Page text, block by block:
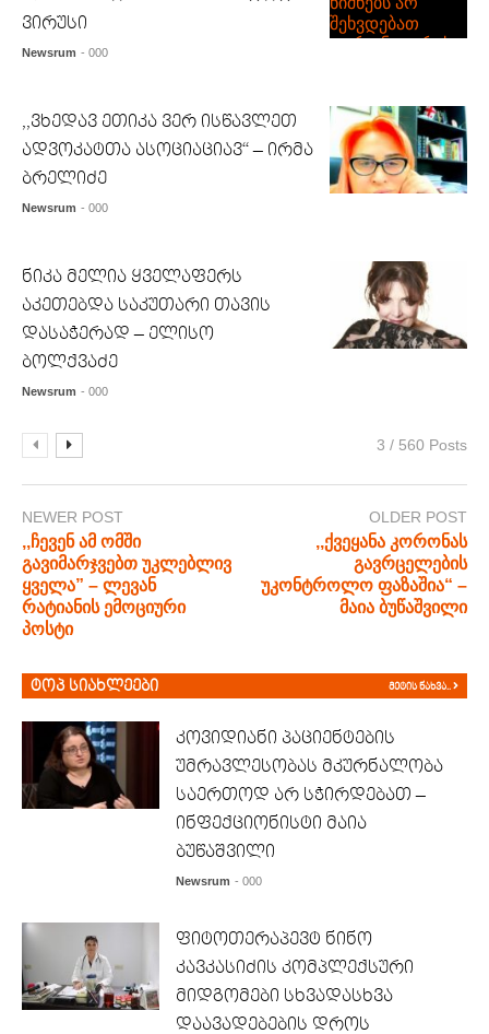
ვირუსი
Newsrum - 000
,,ვხედავ ეთიკა ვერ ისწავლეთ
ადვოკატთა ასოციაციავ“ – ირმა
ბრელიძე
Newsrum - 000
ნიკა მელია ყველაფერს
აკეთებდა საკუთარი თავის
დასაჭერად – ელისო
ბოლქვაძე
Newsrum - 000
3 / 560 Posts
NEWER POST
,,ჩევენ ამ ომში
გავიმარჯვებთ უკლებლივ
ყველა” – ლევან
რატიანის ემოციური
პოსტი
OLDER POST
,,ქვეყანა კორონას
გავრცელების
უკონტროლო ფაზაშია“ –
მაია ბუწაშვილი
ტოპ სიახლეები მეტის ნახვა..
კოვიდიანი პაციენტების
უმრავლესობას მკურნალობა
საერთოდ არ სჭირდებათ –
ინფექციონისტი მაია
ბუწაშვილი
Newsrum - 000
ფიტოთერაპევტ ნინო
კავკასიძის კომპლექსური
მიდგომები სხვადასხვა
დაავადებების დროს